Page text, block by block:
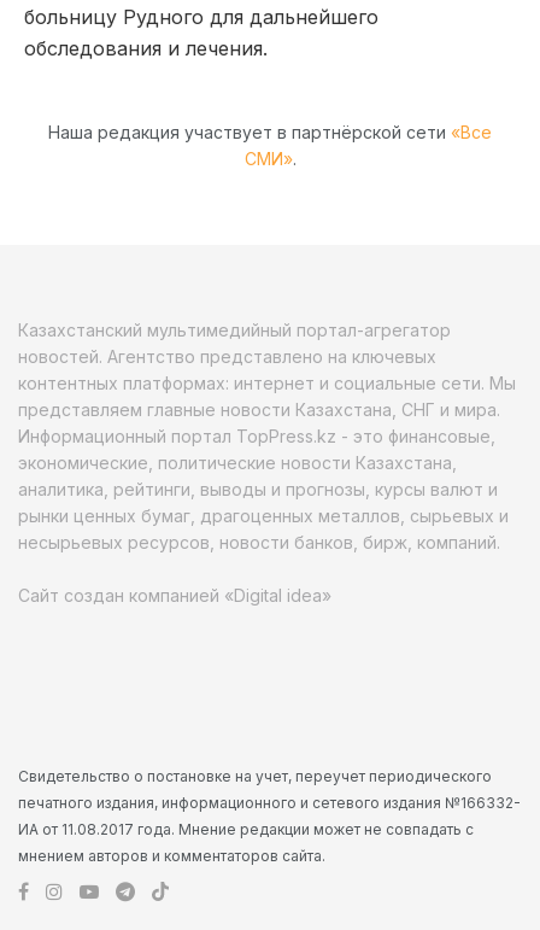
больницу Рудного для дальнейшего
обследования и лечения.
Наша редакция участвует в партнёрской сети «Все
СМИ».
Казахстанский мультимедийный портал-агрегатор
новостей. Агентство представлено на ключевых
контентных платформах: интернет и социальные сети. Мы
представляем главные новости Казахстана, СНГ и мира.
Информационный портал TopPress.kz - это финансовые,
экономические, политические новости Казахстана,
аналитика, рейтинги, выводы и прогнозы, курсы валют и
рынки ценных бумаг, драгоценных металлов, сырьевых и
несырьевых ресурсов, новости банков, бирж, компаний.
Сайт создан компанией «Digital idea»
Свидетельство о постановке на учет, переучет периодического
печатного издания, информационного и сетевого издания №166332-
ИА от 11.08.2017 года. Мнение редакции может не совпадать с
мнением авторов и комментаторов сайта.